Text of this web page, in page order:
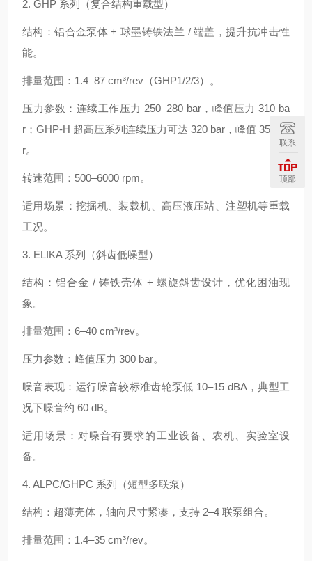
2. GHP 系列（复合结构重载型）
结构：铝合金泵体 + 球墨铸铁法兰 / 端盖，提升抗冲击性
能。
排量范围：1.4–87 cm³/rev（GHP1/2/3）。
压力参数：连续工作压力 250–280 bar，峰值压力 310 ba
r；GHP-H 超高压系列连续压力可达 320 bar，峰值 350 ba
r。
转速范围：500–6000 rpm。
适用场景：挖掘机、装载机、高压液压站、注塑机等重载
工况。
3. ELIKA 系列（斜齿低噪型）
结构：铝合金 / 铸铁壳体 + 螺旋斜齿设计，优化困油现
象。
排量范围：6–40 cm³/rev。
压力参数：峰值压力 300 bar。
噪音表现：运行噪音较标准齿轮泵低 10–15 dBA，典型工
况下噪音约 60 dB。
适用场景：对噪音有要求的工业设备、农机、实验室设
备。
4. ALPC/GHPC 系列（短型多联泵）
结构：超薄壳体，轴向尺寸紧凑，支持 2–4 联泵组合。
排量范围：1.4–35 cm³/rev。
联系
顶部